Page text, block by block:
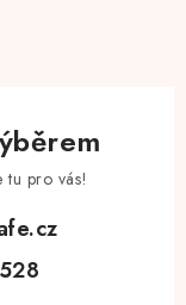
tu pro vás!